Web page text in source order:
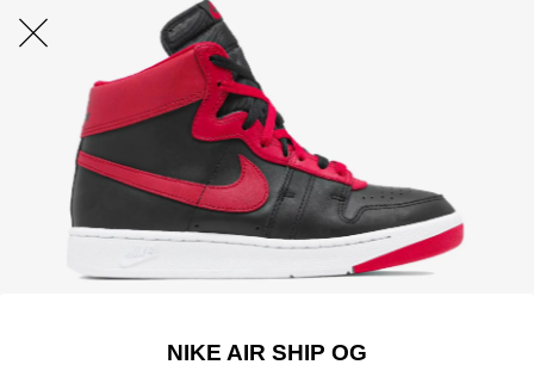
NIKE AIR SHIP OG